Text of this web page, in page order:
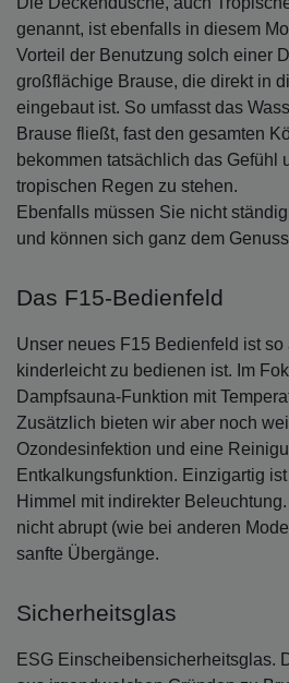
genannt, ist ebenfalls in diesem
Vorteil der Benutzung solch einer
großflächige Brause, die direkt in
eingebaut ist. So umfasst das
Brause fließt, fast den gesamten
bekommen tatsächlich das Gefühl
tropischen Regen zu stehen.
Ebenfalls müssen Sie nicht
und können sich ganz dem
Das F15-Bedienfeld
Unser neues F15 Bedienfeld ist
kinderleicht zu bedienen ist. Im
Dampfsauna-Funktion mit
Zusätzlich bieten wir aber noch
Ozondesinfektion und eine
Entkalkungsfunktion. Einzigartig
Himmel mit indirekter
nicht abrupt (wie bei anderen
sanfte Übergänge.
Sicherheitsglas
ESG Einscheibensicherheitsglas.